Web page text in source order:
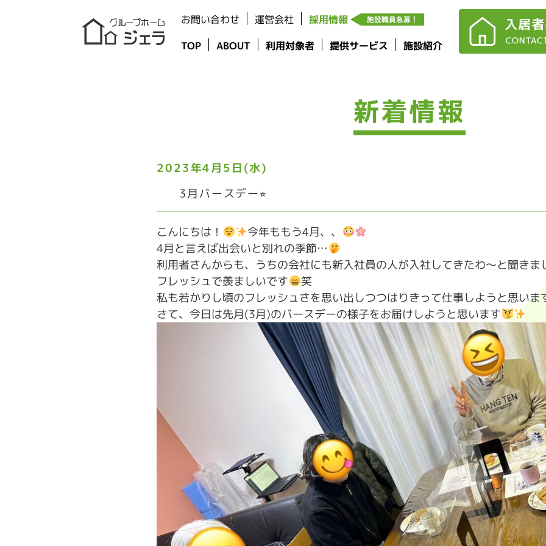
お問い合わせ 運営会社
採用情報
TOP
ABOUT 利用対象者 提供サービス 施設紹介
新着情報
2023年4月5日(水)
3月バースデー⭐︎
こんにちは！
今年ももう4月、、
4月と言えば出会いと別れの季節…
利用者さんからも、うちの会社にも新入社員の人が入社してきたわ〜と聞きま
フレッシュで羨ましいです
笑
私も若かりし頃のフレッシュさを思い出しつつはりきって仕事しようと思いま
さて、今日は先月(3月)のバースデーの様子をお届けしようと思います